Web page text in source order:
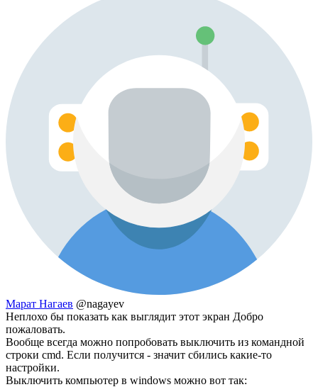
Марат Нагаев @nagayev
Неплохо бы показать как выглядит этот экран Добро
пожаловать.
Вообще всегда можно попробовать выключить из командной
строки cmd. Если получится - значит сбились какие-то
настройки.
Выключить компьютер в windows можно вот так: